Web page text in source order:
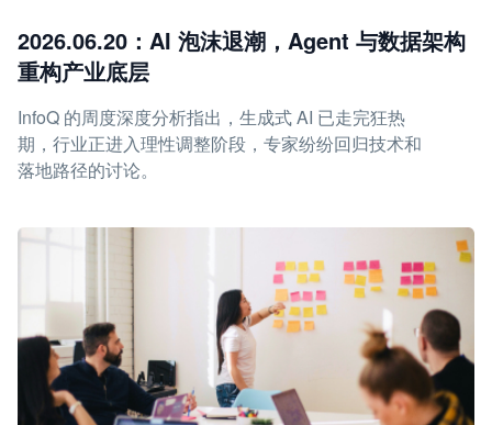
2026.06.20：AI 泡沫退潮，Agent 与数据架构
重构产业底层
InfoQ 的周度深度分析指出，生成式 AI 已走完狂热
期，行业正进入理性调整阶段，专家纷纷回归技术和
落地路径的讨论。